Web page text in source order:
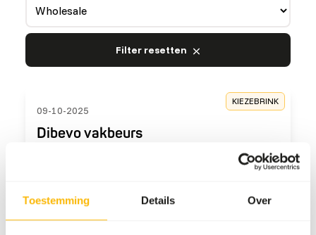
Toestemming Details Over
Filter resetten
KIEZEBRINK
09-10-2025
Dibevo vakbeurs
Afgelopen weekend waren we aanwezig met
Lees meer